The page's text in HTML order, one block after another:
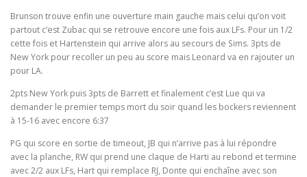
Brunson trouve enfin une ouverture main gauche mais celui qu’on voit
partout c’est Zubac qui se retrouve encore une fois aux LFs. Pour un 1/2
cette fois et Hartenstein qui arrive alors au secours de Sims. 3pts de
New York pour recoller un peu au score mais Leonard va en rajouter un
pour LA.
2pts New York puis 3pts de Barrett et finalement c’est Lue qui va
demander le premier temps mort du soir quand les bockers reviennent
à 15-16 avec encore 6:37
PG qui score en sortie de timeout, JB qui n’arrive pas à lui répondre
avec la planche, RW qui prend une claque de Harti au rebond et termine
avec 2/2 aux LFs, Hart qui remplace RJ, Donte qui enchaîne avec son